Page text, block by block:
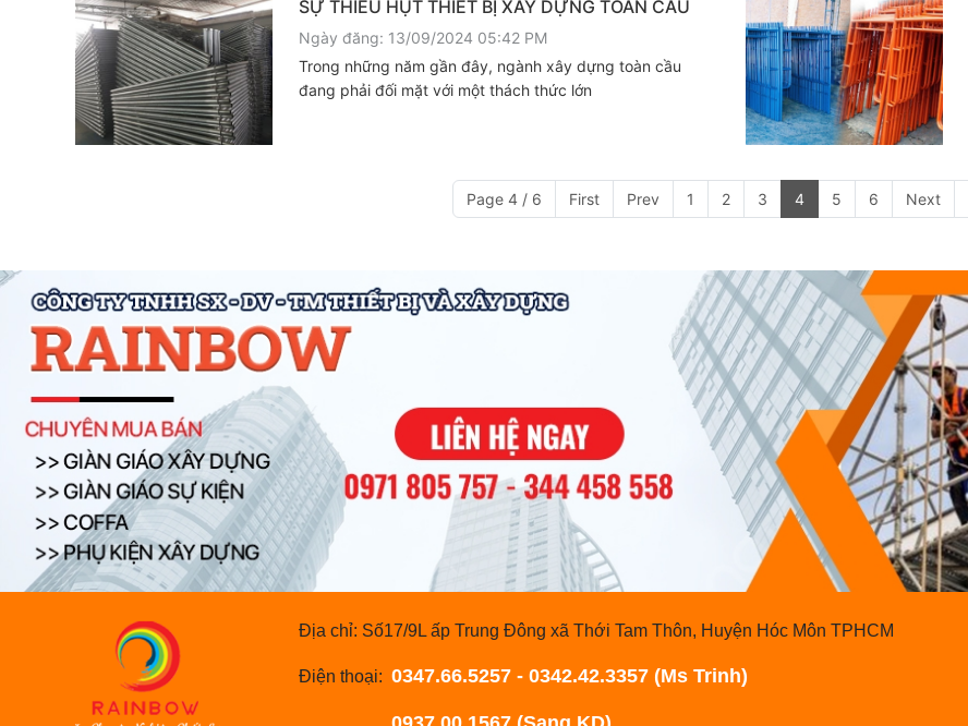
SỰ THIẾU HỤT THIẾT BỊ XÂY DỰNG TOÀN CẦU
Ngày đăng: 13/09/2024 05:42 PM
Trong những năm gần đây, ngành xây dựng toàn cầu
đang phải đối mặt với một thách thức lớn
Page 4 / 6 First Prev 1 2 3 4 5 6 Next
Địa chỉ: Số17/9L ấp Trung Đông xã Thới Tam Thôn, Huyện Hóc Môn TPHCM
Điện thoại: 0347.66.5257 - 0342.42.3357 (Ms Trinh)